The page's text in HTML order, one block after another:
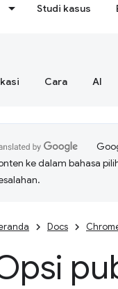
Studi kasus
Cara AI
ke dalam bahasa
Docs